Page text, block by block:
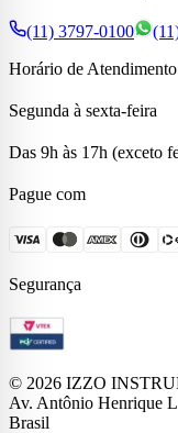
(11) 3797-0100
Horário de
Segunda à sexta-feira
Das 9h às 17h (exceto
Pague com
Segurança
© 2026 IZZO
Av. Antônio Henrique
Brasil